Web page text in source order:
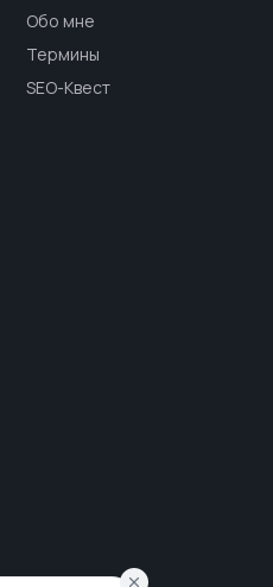
Обо мне
Термины
SEO-Квест